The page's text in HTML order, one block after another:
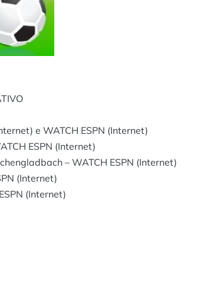
e WATCH ESPN (Internet)
ESPN (Internet)
– WATCH ESPN (Internet)
(Internet)
(Internet)